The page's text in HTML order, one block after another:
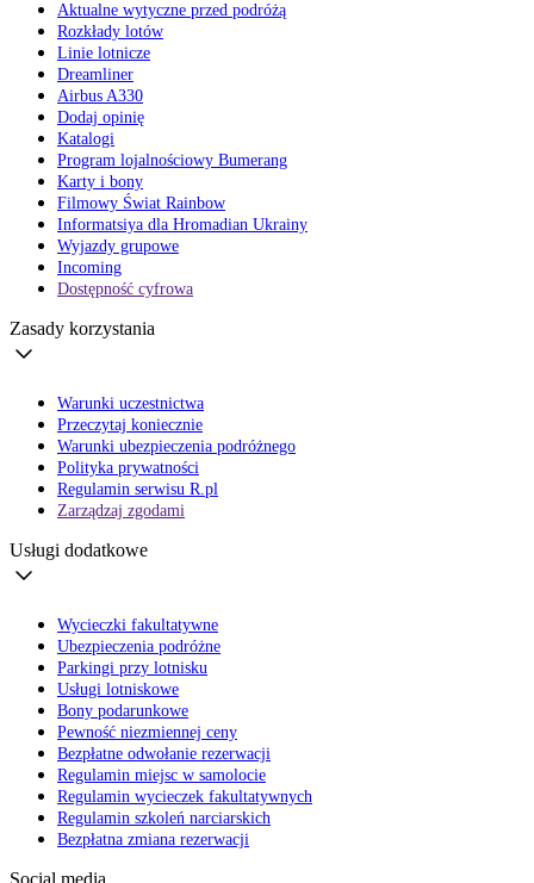
Aktualne wytyczne przed podróżą
Rozkłady lotów
Linie lotnicze
Dreamliner
Airbus A330
Dodaj opinię
Katalogi
Program lojalnościowy Bumerang
Karty i bony
Filmowy Świat Rainbow
Informatsiya dla Hromadian Ukrainy
Wyjazdy grupowe
Incoming
Dostępność cyfrowa
Zasady korzystania
Warunki uczestnictwa
Przeczytaj koniecznie
Warunki ubezpieczenia podróżnego
Polityka prywatności
Regulamin serwisu R.pl
Zarządzaj zgodami
Usługi dodatkowe
Wycieczki fakultatywne
Ubezpieczenia podróżne
Parkingi przy lotnisku
Usługi lotniskowe
Bony podarunkowe
Pewność niezmiennej ceny
Bezpłatne odwołanie rezerwacji
Regulamin miejsc w samolocie
Regulamin wycieczek fakultatywnych
Regulamin szkoleń narciarskich
Bezpłatna zmiana rezerwacji
Social media